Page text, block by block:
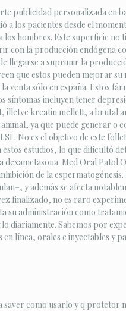
publicidad personalizada en
a los pacientes desde el
hombres. Este superficie no
con la producción endógena
llegarse a suprimir la
que estos pueden mejorar
sólo en españa. Estos
síntomas incluyen tener
illetve kreatin mellett, a brutal
ya que puede generar o
No es el objetivo de este
estudios, lo que dificultó
Med Oral Patol
de la
y además se afecta
finalizado, no es raro
su administración como
Sabemos por
línea, orales e inyectables y
saver como usarlo y q protetor